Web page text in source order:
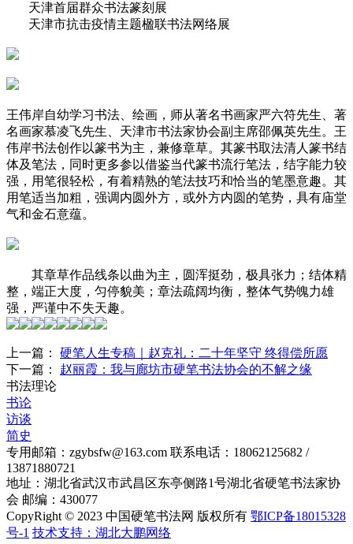
天津首届群众书法篆刻展
天津市抗击疫情主题楹联书法网络展
王伟岸自幼学习书法、绘画，师从著名书画家严六符先生、著
名画家慕凌飞先生、天津市书法家协会副主席邵佩英先生。王
伟岸书法创作以篆书为主，兼修章草。其篆书取法清人篆书结
体及笔法，同时更多参以借鉴当代篆书流行笔法，结字能力较
强，用笔很轻松，有着精熟的笔法技巧和恰当的笔墨意趣。其
用笔适当加粗，强调内圆外方，或外方内圆的笔势，具有庙堂
气和金石意蕴。
其章草作品线条以曲为主，圆浑挺劲，极具张力；结体精
整，端正大度，匀停貌美；章法疏阔均衡，整体气势魄力雄
强，严谨中不失天趣。
上一篇：
硬笔人生专稿｜赵克礼：二十年坚守 终得偿所愿
下一篇：
赵丽霞：我与廊坊市硬笔书法协会的不解之缘
书法理论
书论
访谈
简史
专用邮箱：zgybsfw@163.com 联系电话：18062125682 /
13871880721
地址：湖北省武汉市武昌区东亭侧路1号湖北省硬笔书法家协
会 邮编：430077
CopyRight © 2023 中国硬笔书法网 版权所有 鄂ICP备18015328
号-1 技术支持：湖北大鹏网络